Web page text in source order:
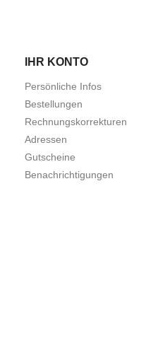
IHR KONTO
Persönliche Infos
Bestellungen
Rechnungskorrekturen
Adressen
Gutscheine
Benachrichtigungen